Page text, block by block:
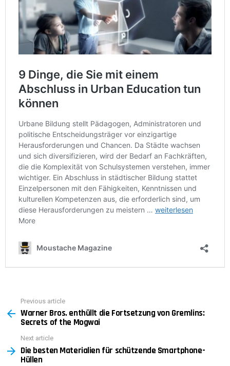
more
Previous article
Warner Bros. enthüllt die Fortsetzung von Gremlins:
Secrets of the Mogwai
Next article
Die besten Materialien für schützende Smartphone-
Hüllen